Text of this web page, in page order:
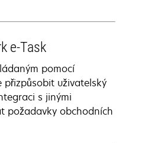
e-Task
pomocí
přizpůsobit uživatelský
s jinými
požadavky obchodních